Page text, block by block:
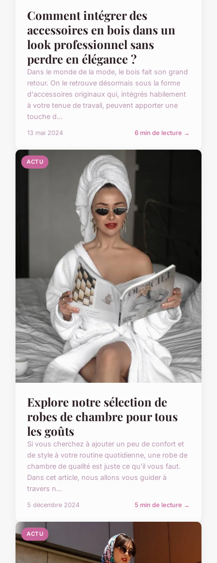
Comment intégrer des
accessoires en bois dans un
look professionnel sans
perdre en élégance ?
Dans le monde de la mode, le bois fait son grand
retour. On le retrouve désormais sous la forme
d'accessoires originaux qui, intégrés habilement
à votre tenue de travail, peuvent apporter une
touche d...
13 mai 2024 6 min de lecture →
ACTU
Explore notre sélection de
robes de chambre pour tous
les goûts
Si vous cherchez à ajouter un peu de confort et
de style à votre routine quotidienne, une robe de
chambre de qualité est juste ce qu'il vous faut.
Dans cet article, nous allons vous guider à
travers n...
5 décembre 2024 5 min de lecture →
ACTU